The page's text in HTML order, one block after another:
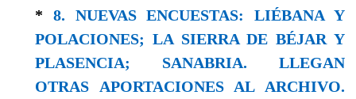
* 8. NUEVAS ENCUESTAS: LIÉBANA Y
POLACIONES; LA SIERRA DE BÉJAR Y
PLASENCIA; SANABRIA. LLEGAN
OTRAS APORTACIONES AL ARCHIVO.